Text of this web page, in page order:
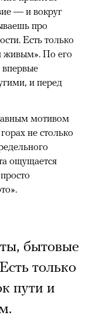
— и вокруг
про
Есть только
живым». По его
впервые
и перед
мотивом
не столько
ощущается
бытовые
только
пути и